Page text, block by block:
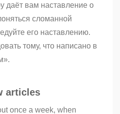
даёт вам наставление о
сломанной
его наставлению.
тому, что написано в
articles
once a week, when